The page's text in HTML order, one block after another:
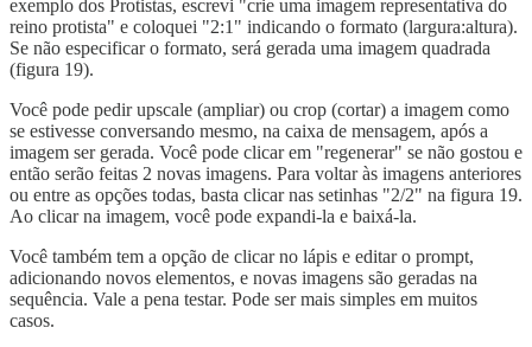
exemplo dos Protistas, escrevi "crie uma imagem representativa do
reino protista" e coloquei "2:1" indicando o formato (largura:altura).
Se não especificar o formato, será gerada uma imagem quadrada
(figura 19).
Você pode pedir upscale (ampliar) ou crop (cortar) a imagem como
se estivesse conversando mesmo, na caixa de mensagem, após a
imagem ser gerada. Você pode clicar em "regenerar" se não gostou e
então serão feitas 2 novas imagens. Para voltar às imagens anteriores
ou entre as opções todas, basta clicar nas setinhas "2/2" na figura 19.
Ao clicar na imagem, você pode expandi-la e baixá-la.
Você também tem a opção de clicar no lápis e editar o prompt,
adicionando novos elementos, e novas imagens são geradas na
sequência. Vale a pena testar. Pode ser mais simples em muitos
casos.